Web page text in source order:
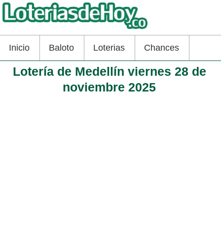
Inicio Baloto Loterias Chances
Lotería de Medellín viernes 28 de
noviembre 2025